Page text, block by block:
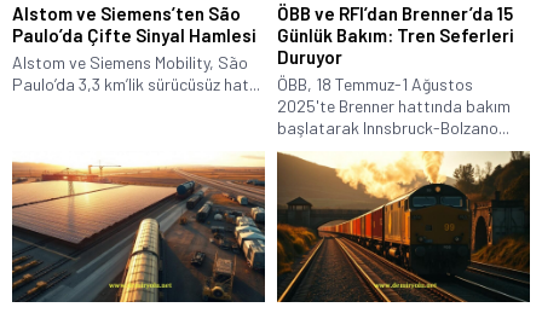
Alstom ve Siemens’ten São
Paulo’da Çifte Sinyal Hamlesi
Alstom ve Siemens Mobility, São
Paulo’da 3,3 km’lik sürücüsüz hat...
ÖBB ve RFI’dan Brenner’da 15
Günlük Bakım: Tren Seferleri
Duruyor
ÖBB, 18 Temmuz-1 Ağustos
2025'te Brenner hattında bakım
başlatarak Innsbruck-Bolzano...